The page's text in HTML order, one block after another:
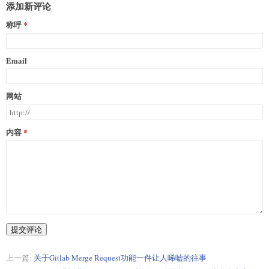
添加新评论
称呼
Email
网站
内容
提交评论
上一篇: 关于Gitlab Merge Request功能一件让人唏嘘的往事